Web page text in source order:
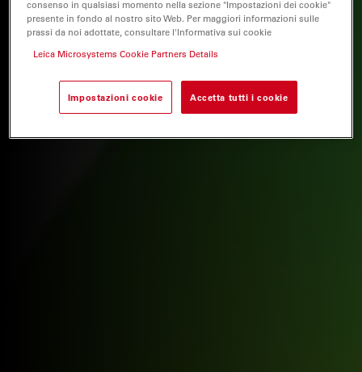
consenso in qualsiasi momento nella sezione "Impostazioni dei cookie"
presente in fondo al nostro sito Web. Per maggiori informazioni sulle
prassi da noi adottate, consultare l'Informativa sui cookie
Leica Microsystems Cookie Partners Details
Impostazioni cookie Accetta tutti i cookie